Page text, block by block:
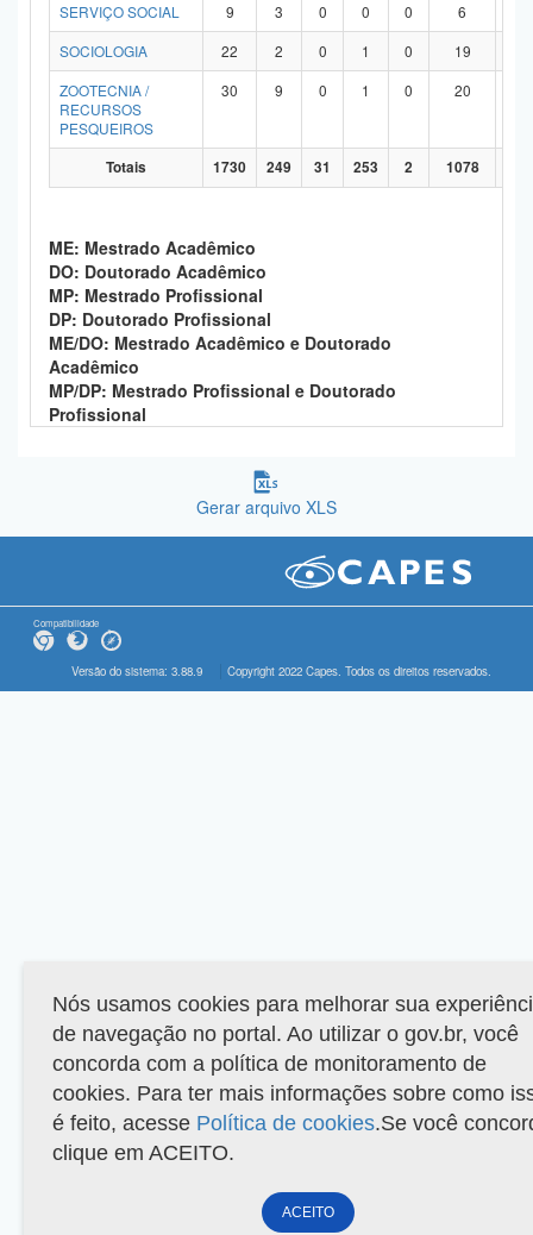
SERVIÇO SOCIAL
9 3 0 0 0 6
SOCIOLOGIA
22 2 0 1 0 19
ZOOTECNIA /
RECURSOS
PESQUEIROS
30 9 0 1 0 20
Totais 1730 249 31 253 2 1078
ME: Mestrado Acadêmico
DO: Doutorado Acadêmico
MP: Mestrado Profissional
DP: Doutorado Profissional
ME/DO: Mestrado Acadêmico e Doutorado
Acadêmico
MP/DP: Mestrado Profissional e Doutorado
Profissional
Gerar arquivo XLS
Compatibilidade
Versão do sistema: 3.88.9 Copyright 2022 Capes. Todos os direitos reservados.
Nós usamos cookies para melhorar sua
de navegação no portal. Ao utilizar o gov.br, você
concorda com a política de monitoramento de
cookies. Para ter mais informações sobre como
é feito, acesse Política de cookies.Se você
clique em ACEITO.
ACEITO